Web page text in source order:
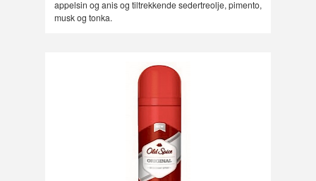
appelsin og anis og tiltrekkende sedertreolje, pimento,
musk og tonka.